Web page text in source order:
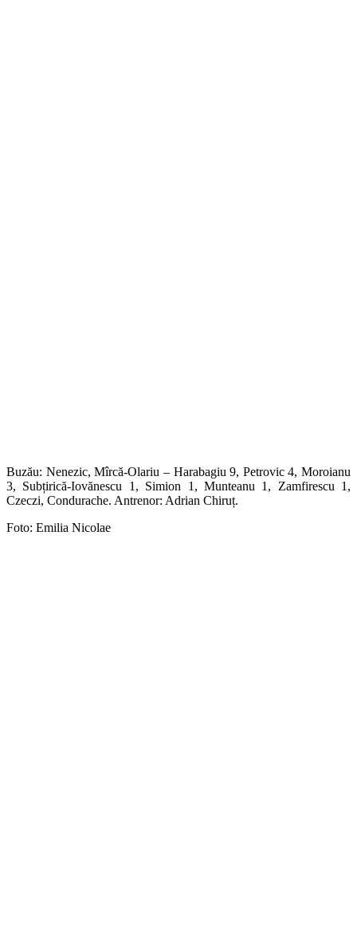
Buzău: Nenezic, Mîrcă-Olariu – Harabagiu 9, Petrovic 4, Moroianu
3, Subțirică-Iovănescu 1, Simion 1, Munteanu 1, Zamfirescu 1,
Czeczi, Condurache. Antrenor: Adrian Chiruț.
Foto: Emilia Nicolae